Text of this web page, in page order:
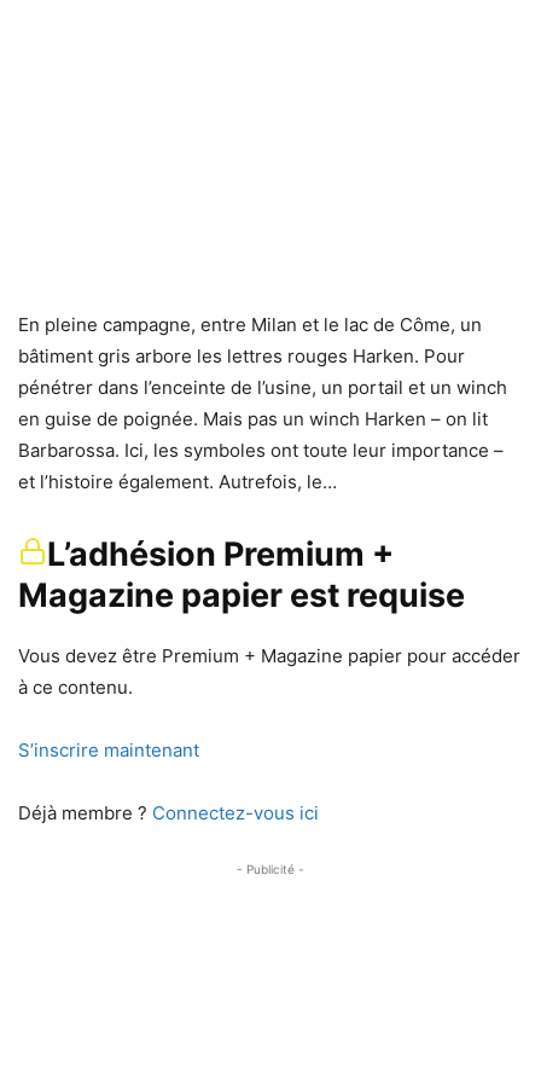
En pleine campagne, entre Milan et le lac de Côme, un
bâtiment gris arbore les lettres rouges Harken. Pour
pénétrer dans l’enceinte de l’usine, un portail et un winch
en guise de poignée. Mais pas un winch Harken – on lit
Barbarossa. Ici, les symboles ont toute leur importance –
et l’histoire également. Autrefois, le…
L’adhésion Premium +
Magazine papier est requise
Vous devez être Premium + Magazine papier pour accéder
à ce contenu.
S’inscrire maintenant
Déjà membre ? Connectez-vous ici
- Publicité -